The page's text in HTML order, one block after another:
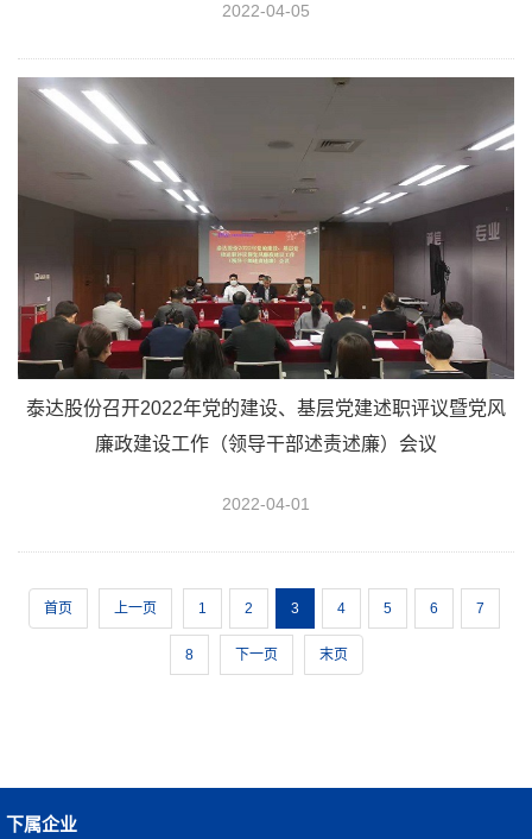
2022-04-05
泰达股份召开2022年党的建设、基层党建述职评议暨党风
廉政建设工作（领导干部述责述廉）会议
2022-04-01
首页 上一页 1 2 3 4 5 6 7
8 下一页 末页
下属企业